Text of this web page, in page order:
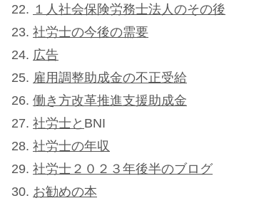
１人社会保険労務士法人のその後
社労士の今後の需要
広告
雇用調整助成金の不正受給
働き方改革推進支援助成金
社労士と BNI
社労士の年収
社労士２０２３年後半のブログ
お勧めの本